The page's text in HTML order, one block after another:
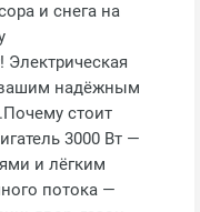
и снега на
вашим надёжным
стоит
3000 Вт —
и лёгким
потока —